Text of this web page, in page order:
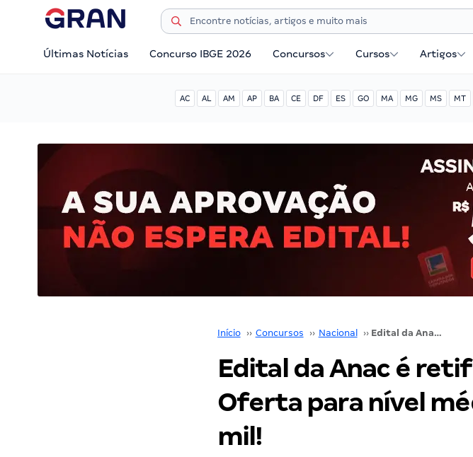
Últimas Notícias Concurso IBGE 2026 Concursos Cursos Artigos
AC AL AM AP BA CE DF ES GO MA MG MS MT
Início ›› Concursos ›› Nacional ›› Edital da Anac é retificado mais uma vez! Oferta para nível médio e inicial de R$ 6 mil!
Edital da Anac é
Oferta para nível
mil!